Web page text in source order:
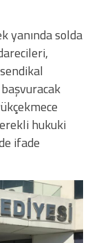
yanında solda
hukuki
ifade